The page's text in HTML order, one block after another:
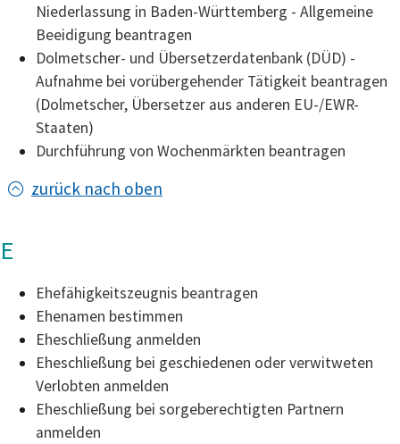
Niederlassung in Baden-Württemberg - Allgemeine
Beeidigung beantragen
Dolmetscher- und Übersetzerdatenbank (DÜD) -
Aufnahme bei vorübergehender Tätigkeit beantragen
(Dolmetscher, Übersetzer aus anderen EU-/EWR-
Staaten)
Durchführung von Wochenmärkten beantragen
zurück nach oben
E
Ehefähigkeitszeugnis beantragen
Ehenamen bestimmen
Eheschließung anmelden
Eheschließung bei geschiedenen oder verwitweten
Verlobten anmelden
Eheschließung bei sorgeberechtigten Partnern
anmelden